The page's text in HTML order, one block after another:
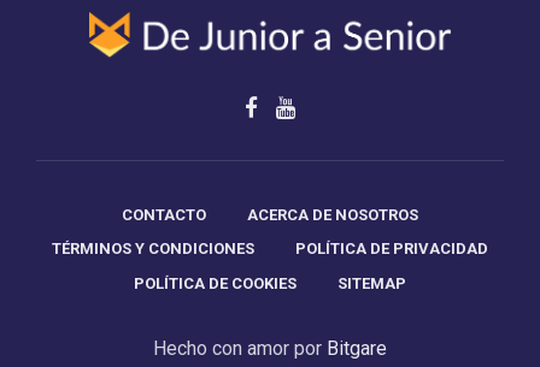
CONTACTO
ACERCA DE NOSOTROS
TÉRMINOS Y CONDICIONES
POLÍTICA DE PRIVACIDAD
POLÍTICA DE COOKIES
SITEMAP
Hecho con amor por Bitgare